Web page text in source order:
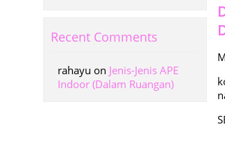
Recent Comments
rahayu on Jenis-Jenis APE
Indoor (Dalam Ruangan)